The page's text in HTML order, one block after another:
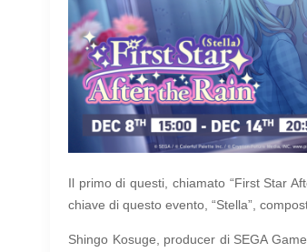
Il primo di questi, chiamato “First Star
chiave di questo evento, “Stella”,
Shingo Kosuge, producer di SEGA